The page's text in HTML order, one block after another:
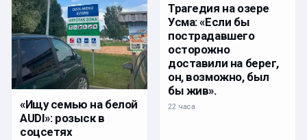
«Ищу семью на белой
AUDI»: розыск в
соцсетях
Трагедия на озере
Усма: «Если бы
пострадавшего
осторожно
доставили на берег,
он, возможно, был
бы жив».
22 часа